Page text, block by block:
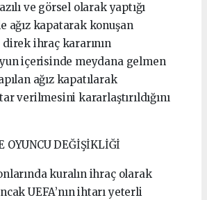
ve görsel olarak yaptığı
ağız kapatarak konuşan
direk ihraç kararının
içerisinde meydana gelmen
ağız kapatılarak
verilmesini kararlaştırıldığını
OYUNCU DEĞİŞİKLİĞİ
kuralın ihraç olarak
UEFA’nın ihtarı yeterli